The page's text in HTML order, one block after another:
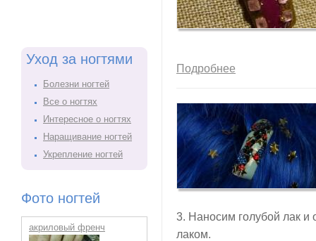
Уход за ногтями
Болезни ногтей
Все о ногтях
Интересное о ногтях
Наращивание ногтей
Укрепление ногтей
Фото ногтей
акриловый френч
Подробнее
3. Наносим голубой лак
лаком.